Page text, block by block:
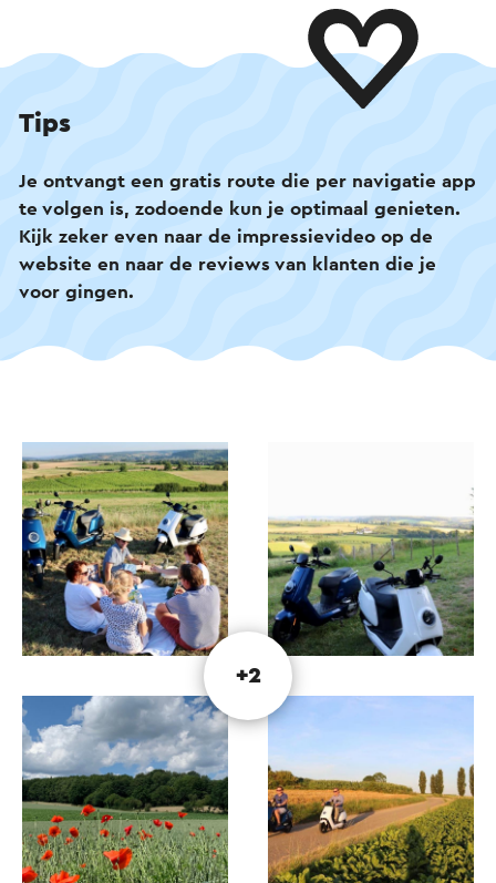
Tips
Je ontvangt een gratis route die per navigatie app
te volgen is, zodoende kun je optimaal genieten.
Kijk zeker even naar de impressievideo op de
website en naar de reviews van klanten die je
voor gingen.
+2